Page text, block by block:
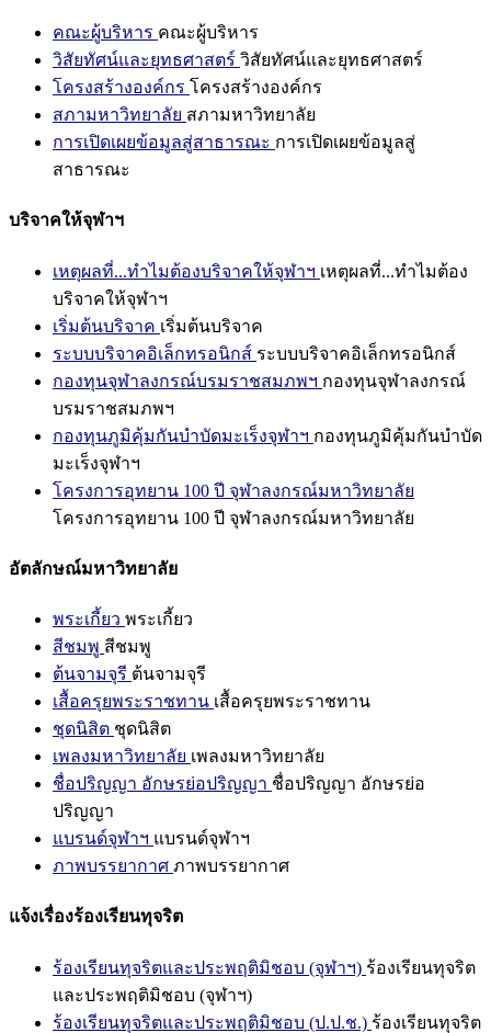
คณะผู้บริหาร คณะผู้บริหาร
วิสัยทัศน์และยุทธศาสตร์ วิสัยทัศน์และยุทธศาสตร์
โครงสร้างองค์กร โครงสร้างองค์กร
สภามหาวิทยาลัย สภามหาวิทยาลัย
การเปิดเผยข้อมูลสู่สาธารณะ การเปิดเผยข้อมูลสู่
สาธารณะ
บริจาคให้จุฬาฯ
เหตุผลที่...ทำไมต้องบริจาคให้จุฬาฯ เหตุผลที่...ทำไมต้อง
บริจาคให้จุฬาฯ
เริ่มต้นบริจาค เริ่มต้นบริจาค
ระบบบริจาคอิเล็กทรอนิกส์ ระบบบริจาคอิเล็กทรอนิกส์
กองทุนจุฬาลงกรณ์บรมราชสมภพฯ กองทุนจุฬาลงกรณ์
บรมราชสมภพฯ
กองทุนภูมิคุ้มกันบำบัดมะเร็งจุฬาฯ กองทุนภูมิคุ้มกันบำบัด
มะเร็งจุฬาฯ
โครงการอุทยาน 100 ปี จุฬาลงกรณ์มหาวิทยาลัย
โครงการอุทยาน 100 ปี จุฬาลงกรณ์มหาวิทยาลัย
อัตลักษณ์มหาวิทยาลัย
พระเกี้ยว พระเกี้ยว
สีชมพู สีชมพู
ต้นจามจุรี ต้นจามจุรี
เสื้อครุยพระราชทาน เสื้อครุยพระราชทาน
ชุดนิสิต ชุดนิสิต
เพลงมหาวิทยาลัย เพลงมหาวิทยาลัย
ชื่อปริญญา อักษรย่อปริญญา ชื่อปริญญา อักษรย่อ
ปริญญา
แบรนด์จุฬาฯ แบรนด์จุฬาฯ
ภาพบรรยากาศ ภาพบรรยากาศ
แจ้งเรื่องร้องเรียนทุจริต
ร้องเรียนทุจริตและประพฤติมิชอบ (จุฬาฯ) ร้องเรียนทุจริต
และประพฤติมิชอบ (จุฬาฯ)
ร้องเรียนทุจริตและประพฤติมิชอบ (ป.ป.ช.) ร้องเรียนทุจริต